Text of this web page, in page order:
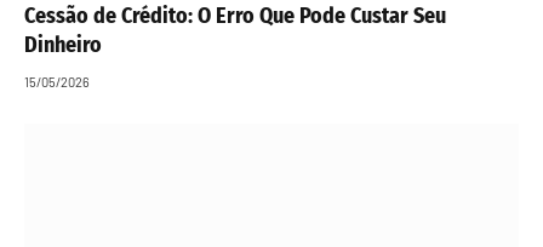
Cessão de Crédito: O Erro Que Pode Custar Seu
Dinheiro
15/05/2026